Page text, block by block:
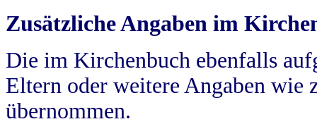
Zusätzliche Angaben im
Die im Kirchenbuch ebenfalls
Eltern oder weitere Angaben wie
übernommen.